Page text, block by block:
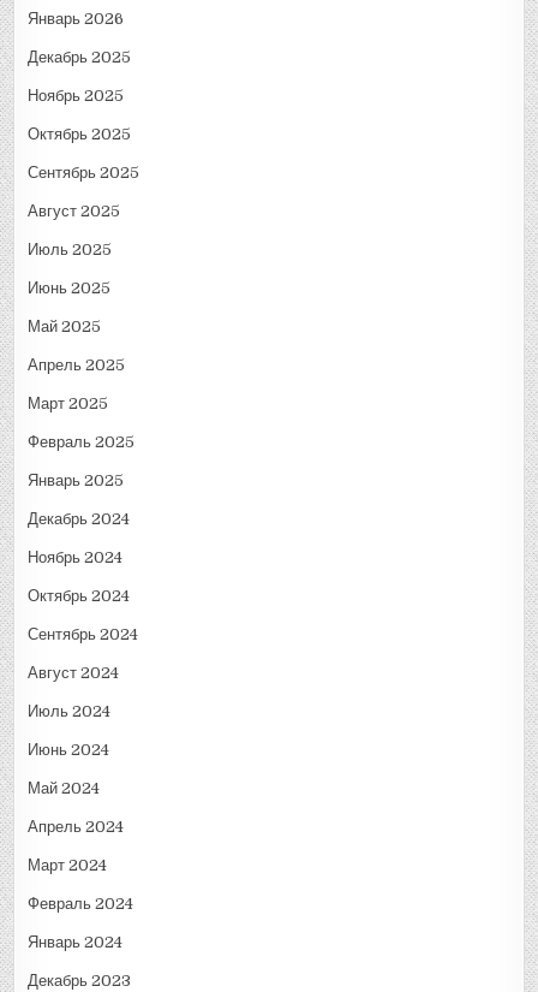
Январь 2026
Декабрь 2025
Ноябрь 2025
Октябрь 2025
Сентябрь 2025
Август 2025
Июль 2025
Июнь 2025
Май 2025
Апрель 2025
Март 2025
Февраль 2025
Январь 2025
Декабрь 2024
Ноябрь 2024
Октябрь 2024
Сентябрь 2024
Август 2024
Июль 2024
Июнь 2024
Май 2024
Апрель 2024
Март 2024
Февраль 2024
Январь 2024
Декабрь 2023